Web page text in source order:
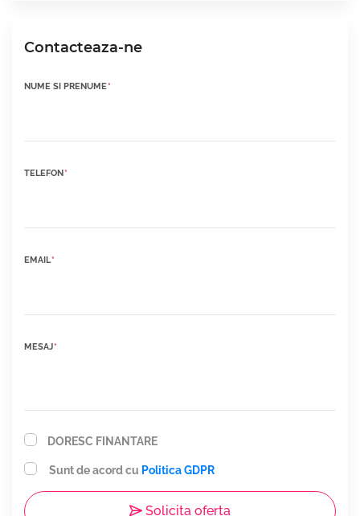
Contacteaza-ne
NUME SI PRENUME*
TELEFON *
EMAIL*
MESAJ*
DORESC FINANTARE
Sunt de acord cu Politica GDPR
Solicita oferta